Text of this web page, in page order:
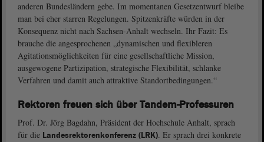
anderen Bundesländern gebe. Im momentanen Gesetzentwurf bleibe
man bei eher starren Regelungen. Spitzenkräfte würden in der
Konsequenz nicht nach Sachsen-Anhalt wechseln. Ihr Fazit: Es
brauche die angesprochenen „dynamischen und flexibleren
Agitationsmöglichkeiten für eine gesellschaftliche Mission,
ausgewogene Partizipation, strategische Flexibilität, schlanke
Verfahren und damit auch attraktive Standortbedingungen.“
Rektoren freuen sich über Tandem-Professuren
Prof. Dr. Jörg Bagdahn, Präsident der Hochschule Anhalt, sprach
für die Landesrektorenkonferenz (LRK). Er sprach drei konkrete